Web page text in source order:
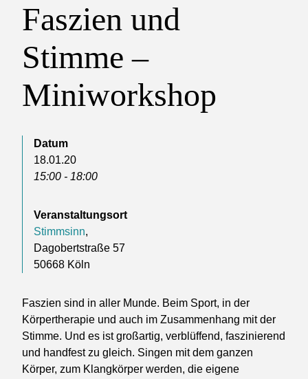
Faszien und
Stimme –
Miniworkshop
Datum
18.01.20
15:00 - 18:00
Veranstaltungsort
Stimmsinn,
Dagobertstraße 57
50668 Köln
Faszien sind in aller Munde. Beim Sport, in der
Körpertherapie und auch im Zusammenhang mit der
Stimme. Und es ist großartig, verblüffend, faszinierend
und handfest zu gleich. Singen mit dem ganzen
Körper, zum Klangkörper werden, die eigene